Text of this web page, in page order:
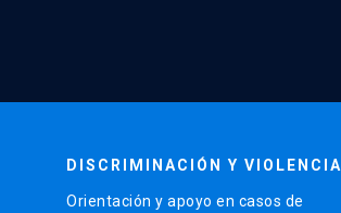
DISCRIMINACIÓN Y VIOLENCIA
Orientación y apoyo en casos de